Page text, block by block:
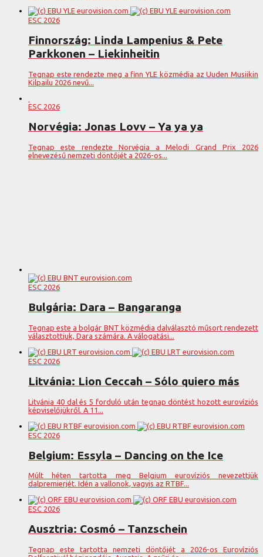
ESC 2026
Finnország: Linda Lampenius & Pete
Parkkonen – Liekinheitin
Tegnap este rendezte meg a finn YLE közmédia az Uuden Musiikin
Kilpailu 2026 nevű...
ESC 2026
Norvégia: Jonas Lovv – Ya ya ya
Tegnap este rendezte Norvégia a Melodi Grand Prix 2026
elnevezésű nemzeti döntőjét a 2026-os...
ESC 2026
Bulgária: Dara – Bangaranga
Tegnap este a bolgár BNT közmédia dalválasztó műsort rendezett
választottjuk, Dara számára. A válogatási...
ESC 2026
Litvánia: Lion Ceccah – Sólo quiero más
Litvánia 40 dal és 5 forduló után tegnap döntést hozott eurovíziós
képviselőjükről. A 11...
ESC 2026
Belgium: Essyla – Dancing on the Ice
Múlt héten tartotta meg Belgium eurovíziós nevezettjük
dalpremierjét. Idén a vallonok, vagyis az RTBF...
ESC 2026
Ausztria: Cosmó – Tanzschein
Tegnap este tartotta nemzeti döntőjét a 2026-os Eurovíziós